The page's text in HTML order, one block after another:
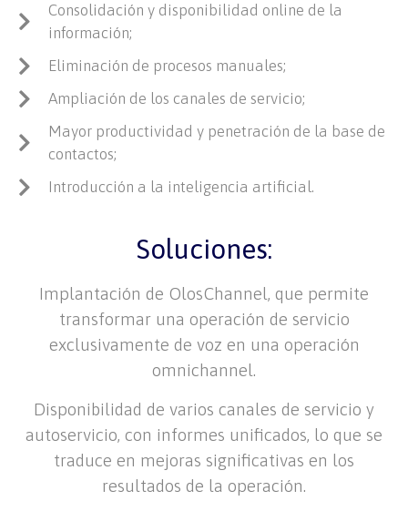
Consolidación y disponibilidad online de la
información;
Eliminación de procesos manuales;
Ampliación de los canales de servicio;
Mayor productividad y penetración de la base de
contactos;
Introducción a la inteligencia artificial.
Soluciones:
Implantación de OlosChannel, que permite
transformar una operación de servicio
exclusivamente de voz en una operación
omnichannel.
Disponibilidad de varios canales de servicio y
autoservicio, con informes unificados, lo que se
traduce en mejoras significativas en los
resultados de la operación.